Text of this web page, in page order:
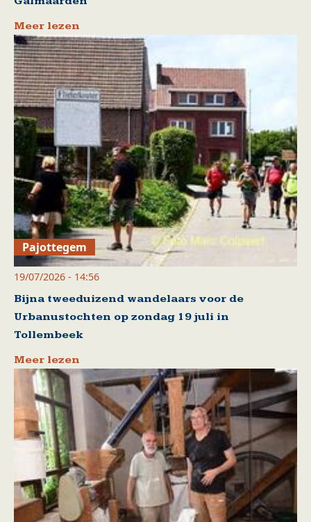
Meer lezen
Pajottegem
19/07/2026 - 14:56
Bijna tweeduizend wandelaars voor de
Urbanustochten op zondag 19 juli in
Tollembeek
Meer lezen